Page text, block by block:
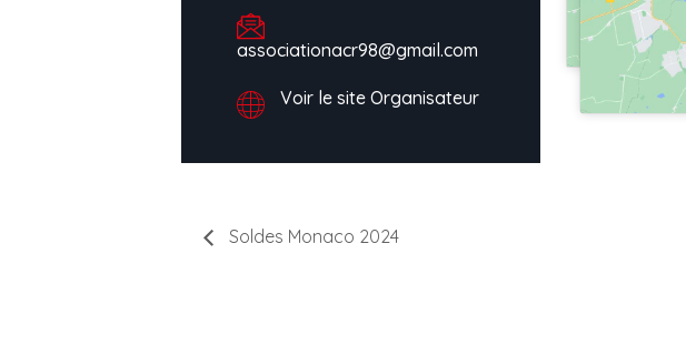
associationacr98@gmail.com
Voir le site Organisateur
Soldes Monaco 2024